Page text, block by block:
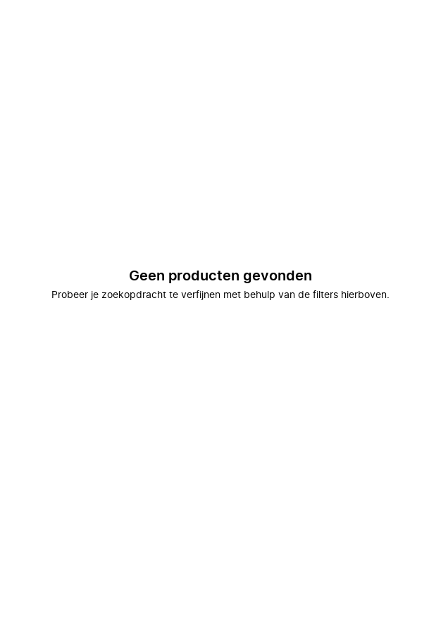
Geen producten gevonden
Probeer je zoekopdracht te verfijnen met behulp van de filters hierboven.